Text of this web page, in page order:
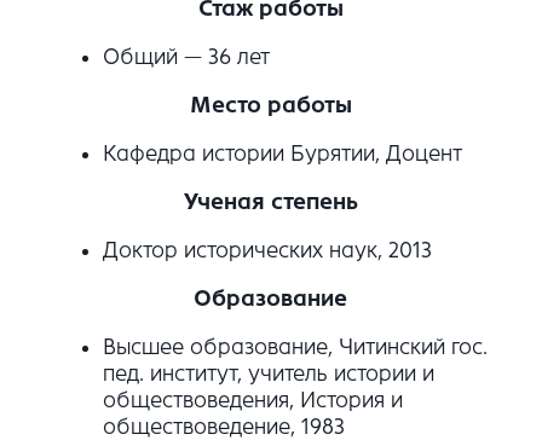
Стаж работы
Общий — 36 лет
Место работы
Кафедра истории Бурятии, Доцент
Ученая степень
Доктор исторических наук, 2013
Образование
Высшее образование, Читинский гос.
пед. институт, учитель истории и
обществоведения, История и
обществоведение, 1983